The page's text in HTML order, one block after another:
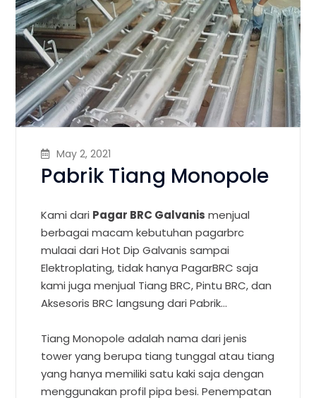
May 2, 2021
Pabrik Tiang Monopole
Kami dari Pagar BRC Galvanis menjual
berbagai macam kebutuhan pagarbrc
mulaai dari Hot Dip Galvanis sampai
Elektroplating, tidak hanya PagarBRC saja
kami juga menjual Tiang BRC, Pintu BRC, dan
Aksesoris BRC langsung dari Pabrik…
Tiang Monopole adalah nama dari jenis
tower yang berupa tiang tunggal atau tiang
yang hanya memiliki satu kaki saja dengan
menggunakan profil pipa besi. Penempatan